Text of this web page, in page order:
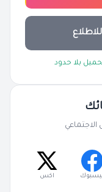
بلا حدود
اكس